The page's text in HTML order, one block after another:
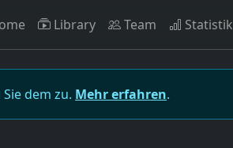
Library Team Statistik
dem zu. Mehr erfahren.